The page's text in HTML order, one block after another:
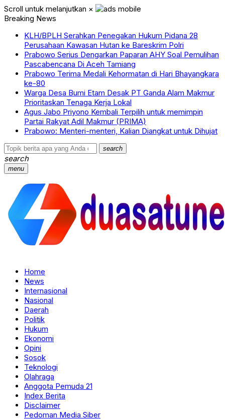
Scroll untuk melanjutkan ×
Breaking News
KLH/BPLH Serahkan Penegakan Hukum Pidana 28
Perusahaan Kawasan Hutan ke Bareskrim Polri
Prabowo Serius Dengarkan Paparan AHY Soal Pemulihan
Pascabencana Di Aceh Tamiang
Prabowo Terima Medali Kehormatan di Hari Bhayangkara
ke-80
Warga Desa Bumi Etam Desak PT Ganda Alam Makmur
Prioritaskan Tenaga Kerja Lokal
Agus Jabo Priyono Kembali Terpilih untuk memimpin
Partai Rakyat Adil Makmur (PRIMA)
Prabowo: Menteri-menteri, Kalian Diangkat untuk Dihujat
search
search
menu
Home
News
Internasional
Nasional
Daerah
Politik
Hukum
Ekonomi
Opini
Sosok
Teknologi
Olahraga
Anggota Pemuda 21
Index Berita
Disclaimer
Pedoman Media Siber